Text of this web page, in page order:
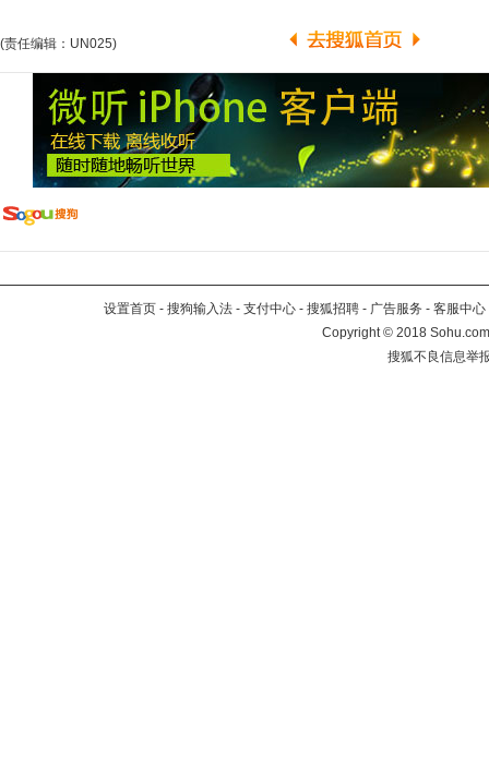
(责任编辑：UN025)
设置首页 - 搜狗输入法 - 支付中心 - 搜狐招聘 - 广告服务 - 客服中心
Copyright©2018
搜狐不良信息举